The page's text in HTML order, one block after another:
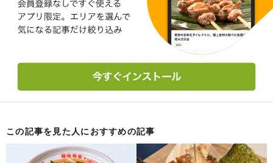
この記事を見た人におすすめの記事